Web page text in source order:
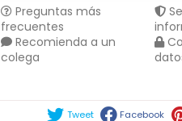
Preguntas más
frecuentes
Recomienda a un
colega
Tweet Facebook